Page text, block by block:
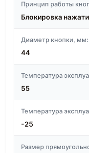
Принцип работы
Блокировка
Диаметр кнопки,
44
Температура
55
Температура
-25
Размер